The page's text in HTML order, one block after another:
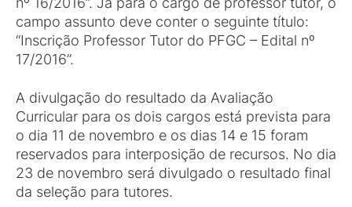
campo assunto deve conter o seguinte título:
“Inscrição Professor Tutor do PFGC – Edital nº
17/2016”.
A divulgação do resultado da Avaliação
Curricular para os dois cargos está prevista para
o dia 11 de novembro e os dias 14 e 15 foram
reservados para interposição de recursos. No dia
23 de novembro será divulgado o resultado final
da seleção para tutores.